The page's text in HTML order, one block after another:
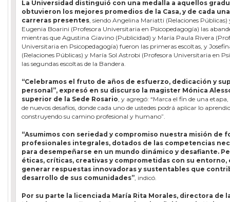
La Universidad distinguió con una medalla a aquellos
obtuvieron los mejores promedios de la Casa, y de cada
carreras presentes, siendo Angelina Mariatti (Relaciones Públicas)
Eugenia Boarini (Profesora Universitaria en Psicopedagogía) las
mientras que Agustina Giavino (Publicidad) y María Paula Rivera
Universitaria en Psicopedagogía) fueron las primeras escoltas, y
(Relaciones Públicas) y María Sol Astrobi (Profesora Universitaria en
las segundas escoltas de la Bandera.
“Celebramos el fruto de años de esfuerzo, dedicación y
personal”, expresó en su discurso la magister Mónica
superior de la Sede Rosario, y agregó: “Marca el fin de una
de nuevos desafíos, donde cada uno de ustedes podrá aplicar lo
construyendo su camino profesional y humano”.
“Asumimos con seriedad y compromiso nuestra misión de
profesionales integrales, dotados de las competencias
para desempeñarse en un mundo dinámico y desafiante.
éticas, críticas, creativas y comprometidas con su entorno,
generar respuestas innovadoras y sustentables que
desarrollo de sus comunidades”, indicó.
Por su parte la licenciada María Rita Morales, directora de